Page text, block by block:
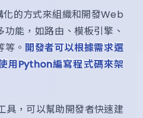
化的方式來組織和開發Web
能，如路由、模板引擎、
。 開發者可以根據需求選
用Python編寫程式碼來架
具，可以幫助開發者快速建